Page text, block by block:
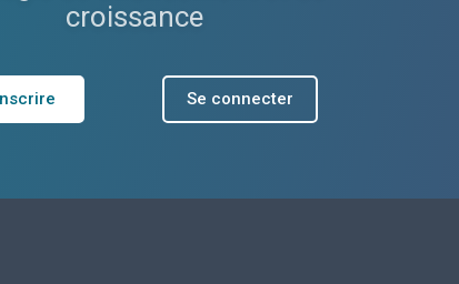
croissance
Se connecter